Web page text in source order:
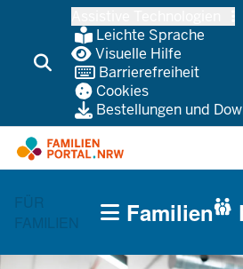
wechseln
Leichte Sprache
Visuelle Hilfe
Barrierefreiheit
Cookies
Bestellungen und
FÜR
FAMILIEN
CURRENT SECTION FÜR
(TRÄGERBEREICH)
Familien